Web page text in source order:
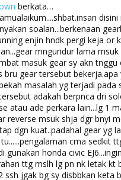
berkata…
disini
soalan...berkenaan
enjin hndk pergi keja or
mngundur lama msuk
masuk gear sy akn tnggu
bru gear tersebut bekerja.apa
masalah yg terjadi pada
adakah berpnca dri
atau ade perkara lain...lg 1
reverse msuk shja dgr bnyi
dgn kuat..padahal gear yg
cma sedkit
gunakan honda civic
ttg mslh lg pn nk letak kt
ssh jgak bg sy disbbkan keta